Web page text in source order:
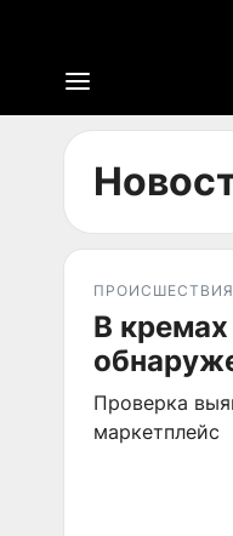
ПРОИСШЕСТВИЯ
В
Проверка
маркетплейс